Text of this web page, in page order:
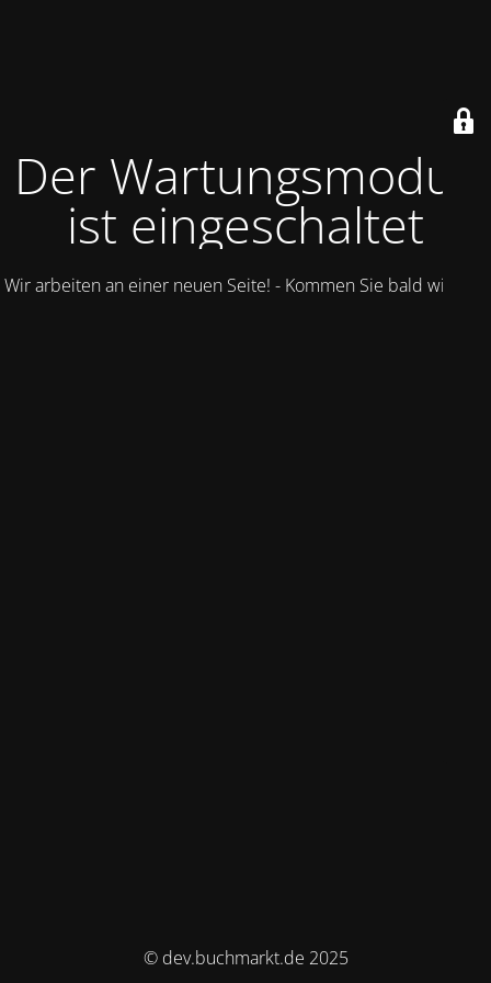
Der Wartungsmodus
ist eingeschaltet
Wir arbeiten an einer neuen Seite! - Kommen Sie bald wieder.
© dev.buchmarkt.de 2025